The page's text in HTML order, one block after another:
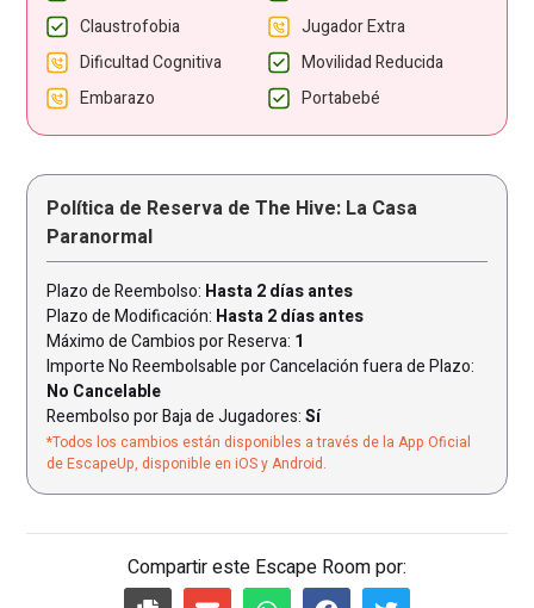
Claustrofobia
Jugador Extra
Dificultad Cognitiva
Movilidad Reducida
Embarazo
Portabebé
Política de Reserva de The Hive: La Casa
Paranormal
Plazo de Reembolso: Hasta 2 días antes
Plazo de Modificación: Hasta 2 días antes
Máximo de Cambios por Reserva: 1
Importe No Reembolsable por Cancelación fuera de Plazo:
No Cancelable
Reembolso por Baja de Jugadores: Sí
*Todos los cambios están disponibles a través de la App Oficial
de EscapeUp, disponible en iOS y Android.
Compartir este Escape Room por: